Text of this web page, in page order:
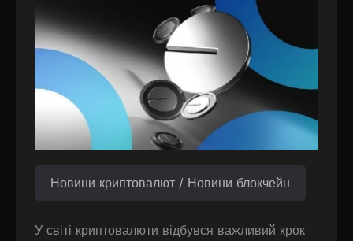
Новини криптовалют / Новини блокчейн
У світі криптовалюти відбувся важливий крок